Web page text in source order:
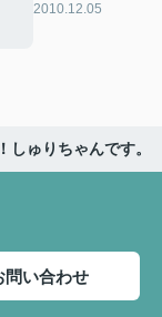
2010.12.05
しゅりちゃんです。
問い合わせ